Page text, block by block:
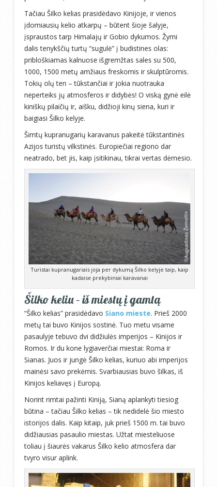
Tačiau Šilko kelias prasidėdavo Kinijoje, ir vienos
įdomiausių kelio atkarpų – būtent šioje šalyje,
įspraustos tarp Himalajų ir Gobio dykumos. Žymi
dalis tenykščių turtų “sugulė” į budistines olas:
pribloškiamas kalnuose išgremžtas sales su 500,
1000, 1500 metų amžiaus freskomis ir skulptūromis.
Tokių olų ten – tūkstančiai ir jokia nuotrauka
neperteiks jų atmosferos ir didybės! O viską gynė eilė
kiniškų pilaičių ir, aišku, didžioji kinų siena, kuri ir
baigiasi Šilko kelyje.
Šimtų kupranugarių karavanus pakeitė tūkstantinės
Azijos turistų vilkstinės. Europiečiai regiono dar
neatrado, bet jis, kaip įsitikinau, tikrai vertas dėmesio.
Turistai kupranugariais joja per dykumą Šilko kelyje taip, kaip
kadaise prekybiniai karavanai
Šilko keliu – iš miestų į gamtą
“Šilko kelias” prasidėdavo Siano mieste. Prieš 2000
metų tai buvo Kinijos sostinė. Tuo metu visame
pasaulyje tebuvo dvi didžiulės imperijos – Kinijos ir
Romos. Ir du kone lygiaverčiai miestai: Roma ir
Sianas. Juos ir jungė Šilko kelias, kuriuo abi imperijos
mainėsi savo prekėmis. Svarbiausias buvo šilkas, iš
Kinijos keliavęs į Europą.
Norint rimtai pažinti Kiniją, Sianą aplankyti tiesiog
būtina – tačiau Šilko kelias – tik nedidelė šio miesto
istorijos dalis. Kaip kitaip, juk prieš 1500 m. tai buvo
didžiausias pasaulio miestas. Užtat miesteliuose
toliau į šiaurės vakarus Šilko kelio atmosfera dar
tvyro visur aplink.